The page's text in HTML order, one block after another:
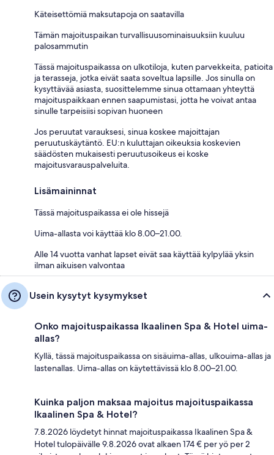
Käteisettömiä maksutapoja on saatavilla
Tämän majoituspaikan turvallisuusominaisuuksiin kuuluu
palosammutin
Tässä majoituspaikassa on ulkotiloja, kuten parvekkeita, patioita
ja terasseja, jotka eivät saata soveltua lapsille. Jos sinulla on
kysyttävää asiasta, suosittelemme sinua ottamaan yhteyttä
majoituspaikkaan ennen saapumistasi, jotta he voivat antaa
sinulle tarpeisiisi sopivan huoneen
Jos peruutat varauksesi, sinua koskee majoittajan
peruutuskäytäntö. EU:n kuluttajan oikeuksia koskevien
säädösten mukaisesti peruutusoikeus ei koske
majoitusvarauspalveluita.
Lisämaininnat
Tässä majoituspaikassa ei ole hissejä
Uima-allasta voi käyttää klo 8.00–21.00.
Alle 14 vuotta vanhat lapset eivät saa käyttää kylpylää yksin
ilman aikuisen valvontaa
Usein kysytyt kysymykset
Onko majoituspaikassa Ikaalinen Spa & Hotel uima-
allas?
Kyllä, tässä majoituspaikassa on sisäuima-allas, ulkouima-allas ja
lastenallas. Uima-allas on käytettävissä klo 8.00–21.00.
Kuinka paljon maksaa majoitus majoituspaikassa
Ikaalinen Spa & Hotel?
7.8.2026 löydetyt hinnat majoituspaikassa Ikaalinen Spa &
Hotel tulopäivälle 9.8.2026 ovat alkaen 174 € per yö per 2